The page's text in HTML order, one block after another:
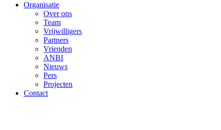
Organisatie
Over ons
Team
Vrijwilligers
Partners
Vrienden
ANBI
Nieuws
Pers
Projecten
Contact